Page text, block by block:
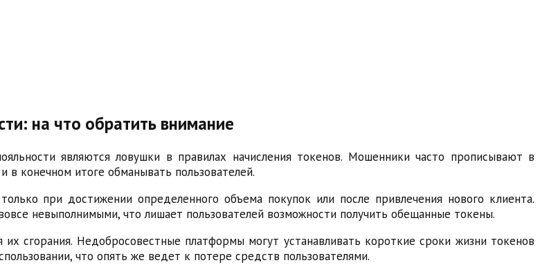
на что обратить внимание
являются ловушки в правилах начисления токенов. Мошенники часто прописывают в
в конечном итоге обманывать пользователей.
при достижении определенного объема покупок или после привлечения нового клиента.
невыполнимыми, что лишает пользователей возможности получить обещанные токены.
сгорания. Недобросовестные платформы могут устанавливать короткие сроки жизни токенов
что опять же ведет к потере средств пользователями.